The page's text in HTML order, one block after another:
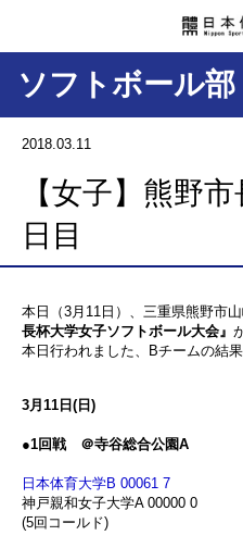
ソフトボール部
2018.03.11
【女子】熊野
日目
本日（3月11日）、三重県熊野市山
長杯大学女子ソフトボール大会』
本日行われました、Bチームの結果
3月11日(日)
●1回戦 ＠寺谷総合公園A
日本体育大学B 00061 7
神戸親和女子大学A 00000 0
(5回コールド)